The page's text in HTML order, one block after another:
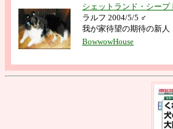
シェットランド・シープ
ラルフ 2004/5/5 ♂
我が家待望の期待の新人
BowwowHouse